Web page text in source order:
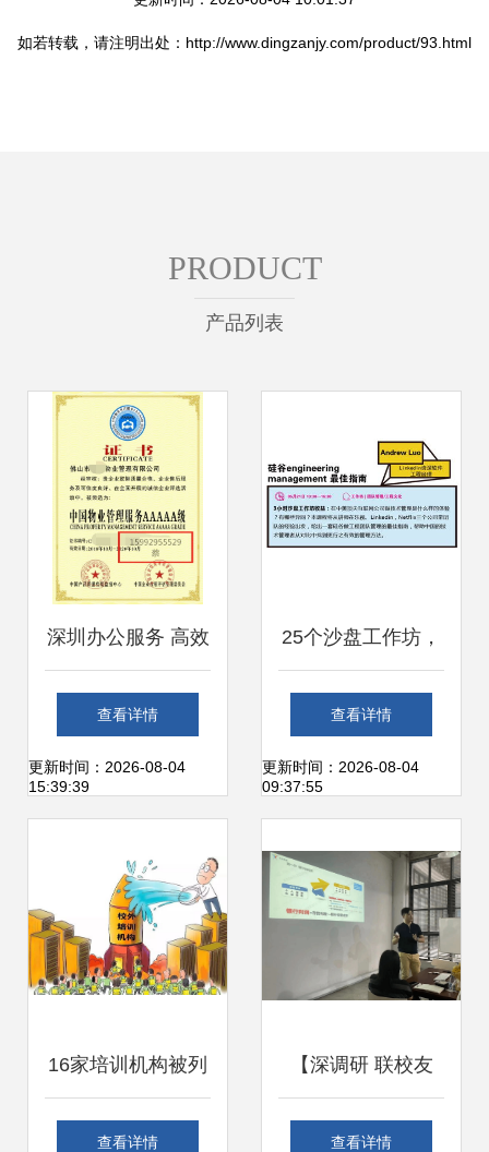
如若转载，请注明出处：http://www.dingzanjy.com/product/93.html
PRODUCT
产品列表
深圳办公服务 高效
解决方案引领未来
工作方式
查看详情
更新时间：2026-08-04
15:39:39
25个沙盘工作坊，
深度解密亿级用户
产品背后的研发管
查看详情
更新时间：2026-08-04
09:37:55
16家培训机构被列
入黑名单 有你家孩
查看详情
【深调研 联校友
促发展系列报道
查看详情